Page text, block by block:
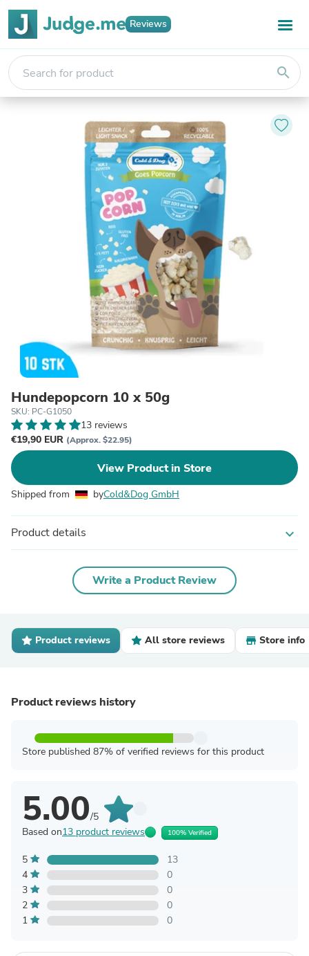
Reviews
search
Hundepopcorn 10 x 50g
SKU: PC-G1050
13 reviews
€19,90 EUR (Approx. $22.95)
View Product in Store
Shipped from byCold&Dog GmbH
Product details expand_more
Write a Product Review
Product reviews All store reviews Store info
Product reviews history
Store published 87% of verified reviews for this product
5.00/5
Based on13 product reviews 100% Verified
5
13
4
0
3
0
2
0
1
0